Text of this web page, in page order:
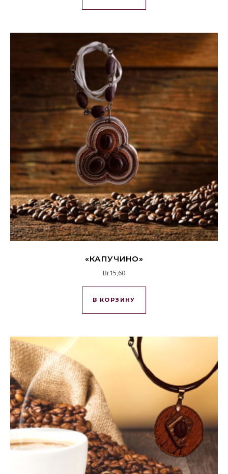
«КАПУЧИНО»
Br15,60
В КОРЗИНУ